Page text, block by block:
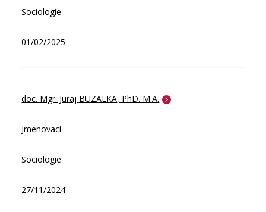
Sociologie
01/02/2025
doc. Mgr. Juraj BUZALKA, PhD. M.A.
Jmenovací
Sociologie
27/11/2024